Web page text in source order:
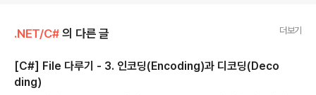
.NET/C# 의 다른 글 더보기
[C#] File 다루기 - 3. 인코딩(Encoding)과 디코딩(Deco
ding)